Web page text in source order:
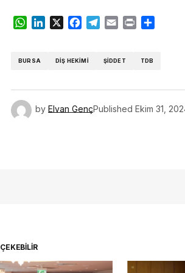
WhatsApp
LinkedIn
X Facebook
Telegram
Email Print
BURSA DIŞ HEKIMI ŞIDDET TDB
by Elvan GençPublished Ekim 31,